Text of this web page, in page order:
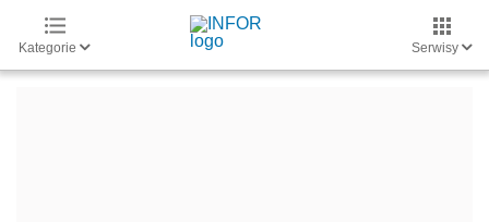
Kategorie Serwisy